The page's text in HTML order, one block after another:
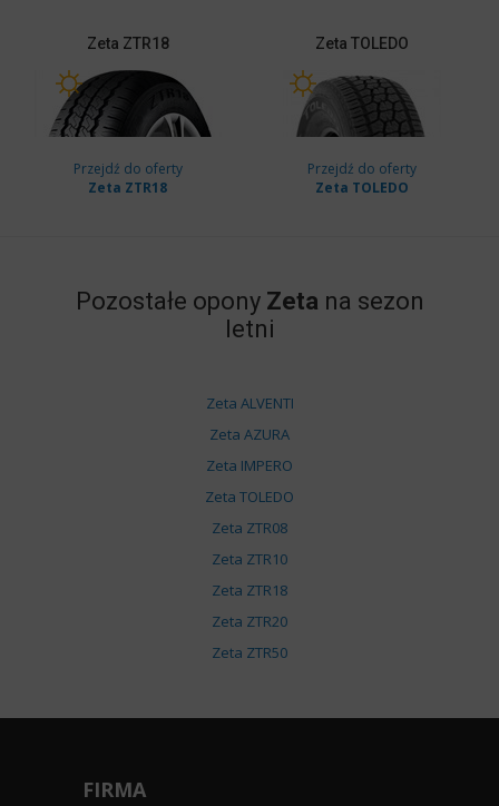
Zeta ZTR18
Przejdź do oferty
Zeta ZTR18
Zeta TOLEDO
Przejdź do oferty
Zeta TOLEDO
Pozostałe opony Zeta na sezon
letni
Zeta ALVENTI
Zeta AZURA
Zeta IMPERO
Zeta TOLEDO
Zeta ZTR08
Zeta ZTR10
Zeta ZTR18
Zeta ZTR20
Zeta ZTR50
FIRMA